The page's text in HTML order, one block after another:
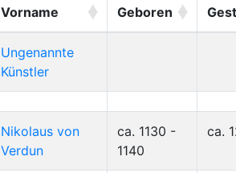
Vorname Geboren
Ungenannte
Künstler
Nikolaus von
Verdun
ca. 1130 -
1140
ca.